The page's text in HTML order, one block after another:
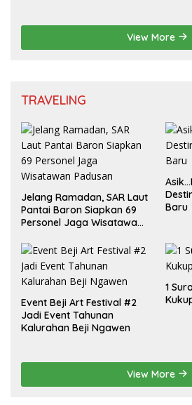
View More
TRAVELING
Jelang Ramadan, SAR Laut
Pantai Baron Siapkan 69
Personel Jaga Wisatawan
Baru
Event Beji Art Festival #2
Jadi Event Tahunan
Kalurahan Beji Ngawen
1
View More